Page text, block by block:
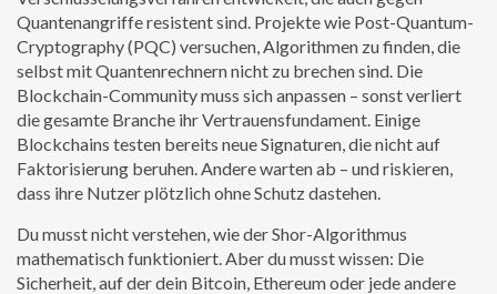
Quantenangriffe resistent sind. Projekte wie Post-Quantum-
Cryptography (PQC) versuchen, Algorithmen zu finden, die
selbst mit Quantenrechnern nicht zu brechen sind. Die
Blockchain-Community muss sich anpassen – sonst verliert
die gesamte Branche ihr Vertrauensfundament. Einige
Blockchains testen bereits neue Signaturen, die nicht auf
Faktorisierung beruhen. Andere warten ab – und riskieren,
dass ihre Nutzer plötzlich ohne Schutz dastehen.
Du musst nicht verstehen, wie der Shor-Algorithmus
mathematisch funktioniert. Aber du musst wissen: Die
Sicherheit, auf der dein Bitcoin, Ethereum oder jede andere